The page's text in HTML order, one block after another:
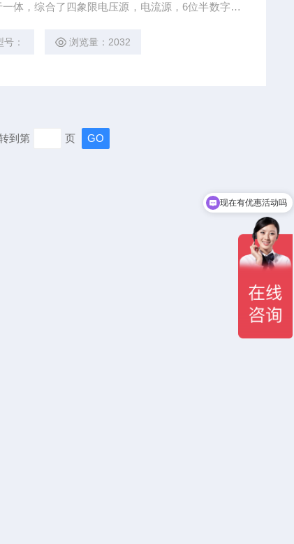
体，综合了四象限电压源，电流源，6位半数字万
100nV到1000V的电压范围。
： 浏览量：2032
到第 页
现在有优惠活动吗